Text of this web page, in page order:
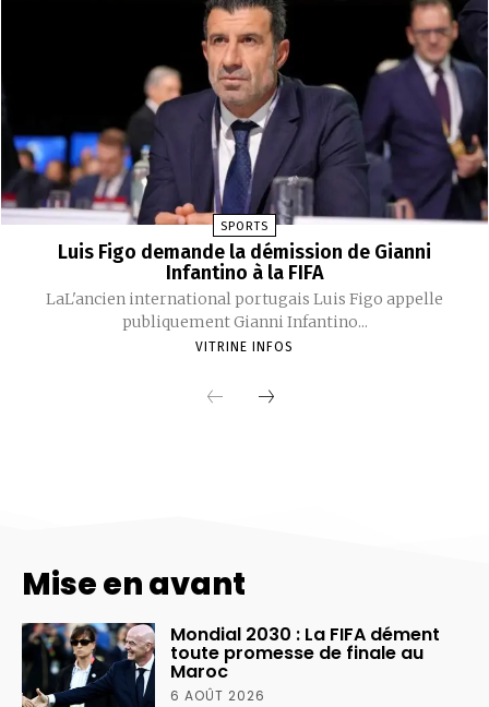
Mise en avant
Mondial 2030 : La FIFA dément
toute promesse de finale au
Maroc
6 AOÛT 2026